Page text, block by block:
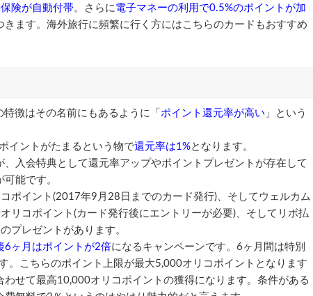
険が自動付帯。さらに 電子マネーの利用で0.5%のポイントが加
きます。海外旅行に頻繁に行く方にはこちらのカードもおすすめ
徴はその名前にもあるように「 ポイント還元率が高い 」という
イントがたまるという物で還元率は1%となります。
、入会特典として還元率アップやポイントプレゼントが存在して
能です。
ポイント(2017年9月28日までのカード発行)、そしてウェルカム
リコポイント(カード発行後にエントリーが必要)、そしてリボ払
プレゼントがあります。
6ヶ月はポイントが2倍になるキャンペーンです。6ヶ月間は特別
。こちらのポイント上限が最大5,000オリコポイントとなります
せて最高10,000オリコポイントの獲得になります。条件がある